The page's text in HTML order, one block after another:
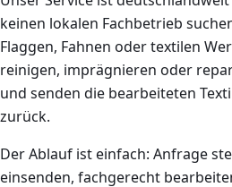
keinen lokalen Fachbetrieb
Flaggen, Fahnen oder textilen
reinigen, imprägnieren oder
und senden die bearbeiteten
zurück.
Der Ablauf ist einfach: Anfrage
einsenden, fachgerecht